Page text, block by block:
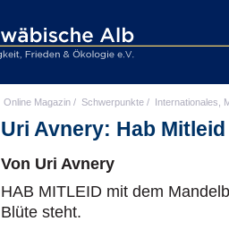
Online Magazin / Schwerpunkte / Internationales,
Uri Avnery: Hab
Von Uri Avnery
HAB MITLEID mit dem
Blüte steht.